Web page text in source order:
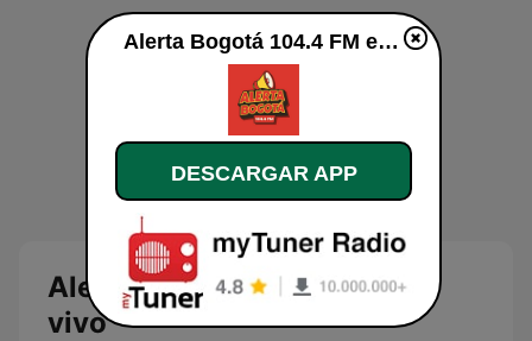
Alerta Bogotá 104.4 FM en
vivo
Alerta Bogotá 104.4 FM en vivo
DESCARGAR APP